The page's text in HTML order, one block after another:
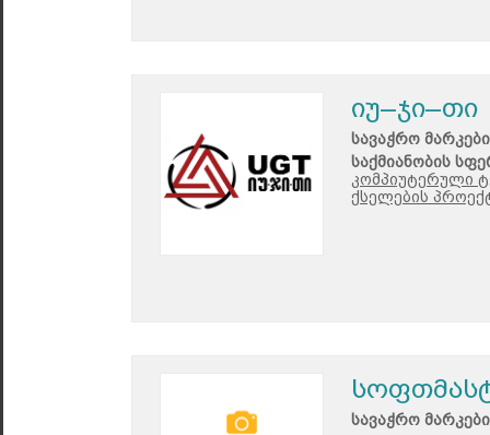
იუ–ჯი–თი
სავაჭრო
საქმიანობის
კომპიუტერული
ქსელების
სავაჭრო